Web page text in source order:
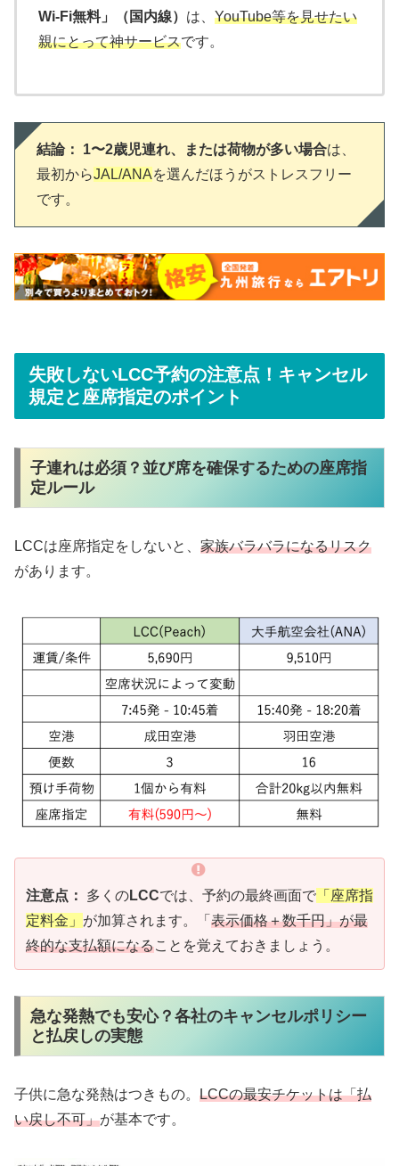
Wi-Fi無料」（国内線） は、 YouTube等を見せたい
親にとって神サービスです。
結論： 1〜2歳児連れ、または荷物が多い場合は、
最初からJAL/ANAを選んだほうがストレスフリー
です。
失敗しないLCC予約の注意点！キャンセル
規定と座席指定のポイント
子連れは必須？並び席を確保するための座席指
定ルール
LCCは座席指定をしないと、 家族バラバラになるリスク
があります。
注意点： 多くのLCCでは、予約の最終画面で 「座席指
定料金」 が加算されます。「 表示価格＋数千円」が最
終的な支払額になることを覚えておきましょう。
急な発熱でも安心？各社のキャンセルポリシー
と払戻しの実態
子供に急な発熱はつきもの。 LCCの最安チケットは「払
い戻し不可」が基本です。